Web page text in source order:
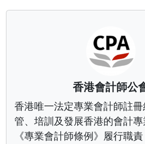
香港會計師公
香港唯一法定專業會計師註
管、培訓及發展香港的會計
《專業會計師條例》履行職